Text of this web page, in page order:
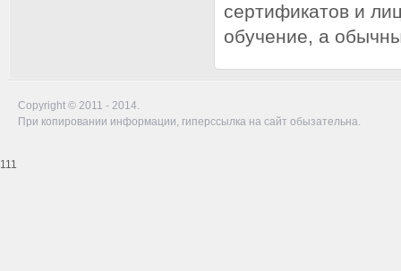
сертификатов и
обучение, а
Copyright © 2011 - 2014.
При копировании информации, гиперссылка на сайт обызательна.
111